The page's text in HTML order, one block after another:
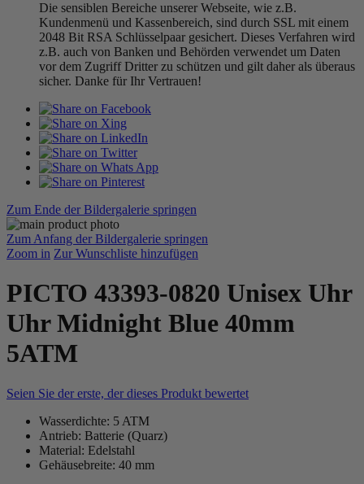
Die sensiblen Bereiche unserer Webseite, wie z.B.
Kundenmenü und Kassenbereich, sind durch SSL mit einem
2048 Bit RSA Schlüsselpaar gesichert. Dieses Verfahren wird
z.B. auch von Banken und Behörden verwendet um Daten
vor dem Zugriff Dritter zu schützen und gilt daher als überaus
sicher. Danke für Ihr Vertrauen!
Zum Ende der Bildergalerie springen
Zum Anfang der Bildergalerie springen
Zoom in Zur Wunschliste hinzufügen
PICTO 43393-0820 Unisex Uhr
Uhr Midnight Blue 40mm
5ATM
Seien Sie der erste, der dieses Produkt bewertet
Wasserdichte: 5 ATM
Antrieb: Batterie (Quarz)
Material: Edelstahl
Gehäusebreite: 40 mm